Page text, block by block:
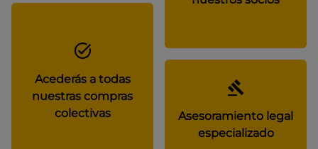
Acederás a todas
nuestras compras
colectivas
Asesoramiento legal
especializado